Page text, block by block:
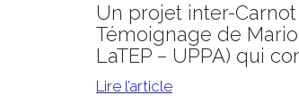
Un projet inter-Carnot
Témoignage de
LaTEP – UPPA) qui
Lire l’article